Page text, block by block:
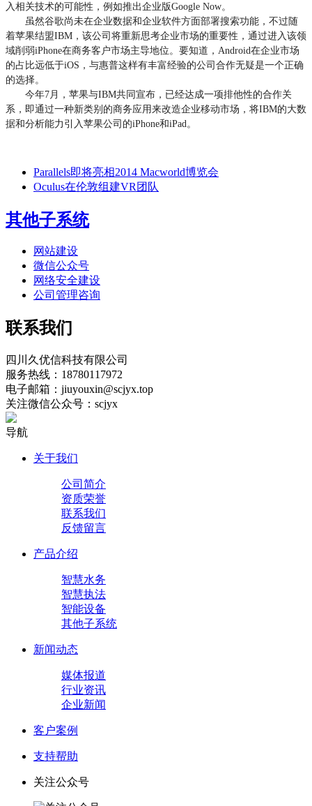
入相关技术的可能性，例如推出企业版Google Now。
虽然谷歌尚未在企业数据和企业软件方面部署搜索功能，不过随
着苹果结盟IBM，该公司将重新思考企业市场的重要性，通过进入该领
域削弱iPhone在商务客户市场主导地位。要知道，Android在企业市场
的占比远低于iOS，与惠普这样有丰富经验的公司合作无疑是一个正确
的选择。
今年7月，苹果与IBM共同宣布，已经达成一项排他性的合作关
系，即通过一种新类别的商务应用来改造企业移动市场，将IBM的大数
据和分析能力引入苹果公司的iPhone和iPad。
Parallels即将亮相2014 Macworld博览会
Oculus在伦敦组建VR团队
其他子系统
网站建设
微信公众号
网络安全建设
公司管理咨询
联系我们
四川久优信科技有限公司
服务热线：18780117972
电子邮箱：jiuyouxin@scjyx.top
关注微信公众号：scjyx
导航
关于我们
公司简介
资质荣誉
联系我们
反馈留言
产品介绍
智慧水务
智慧执法
智能设备
其他子系统
新闻动态
媒体报道
行业资讯
企业新闻
客户案例
支持帮助
关注公众号